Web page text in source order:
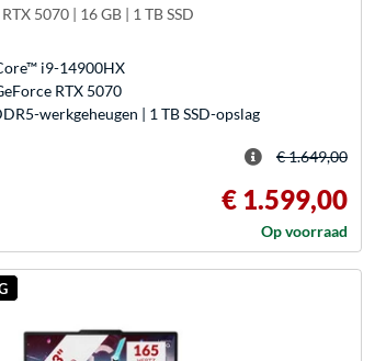
5070 | 16 GB | 1 TB SSD
i9-14900HX
RTX 5070
werkgeheugen | 1 TB SSD-opslag
€ 1.649,00
€ 1.599,00
Op voorraad